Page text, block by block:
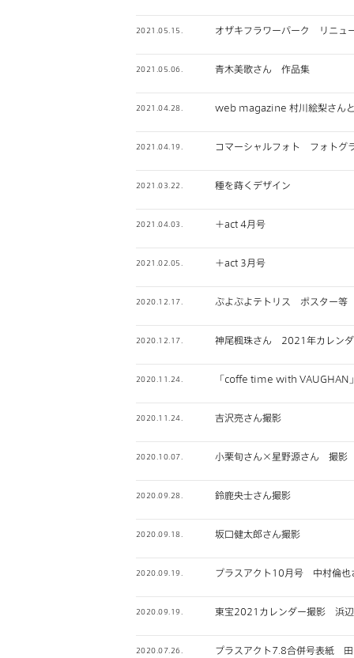
2021.05.15. オザキフラワーパーク リニュ
2021.05.06. 青木美歌さん 作品集
2021.04.28. web magazine 村川絵梨さ
2021.04.19. コマーシャルフォト フォト
2021.03.22. 種を蒔くデザイン
2021.04.03. ＋act 4月号
2021.02.05. ＋act 3月号
2020.12.17. ぷよぷよテトリス ポスター等
2020.12.17. 神尾楓珠さん 2021年カレン
2020.11.24. 「coffe time with VAUGHAN
2020.11.24. 吉沢亮さん撮影
2020.10.07. 小栗旬さん×星野源さん 撮影
2020.09.28. 鈴鹿央士さん撮影
2020.09.18. 坂口健太郎さん撮影
2020.09.19. プラスアクト10月号 中村倫也
2020.09.19. 東宝2021カレンダー撮影 浜
2020.07.26. プラスアクト7.8合併号表紙